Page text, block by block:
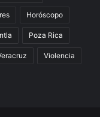
Horóscopo
Poza Rica
Violencia